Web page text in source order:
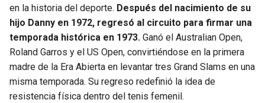
en la historia del deporte. Después del nacimiento de su
hijo Danny en 1972, regresó al circuito para firmar una
temporada histórica en 1973. Ganó el Australian Open,
Roland Garros y el US Open, convirtiéndose en la primera
madre de la Era Abierta en levantar tres Grand Slams en una
misma temporada. Su regreso redefinió la idea de
resistencia física dentro del tenis femenil.